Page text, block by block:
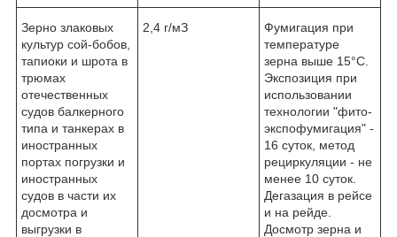
Зерно злаковых
культур сой-бобов,
тапиоки и шрота в
трюмах
отечественных
судов балкерного
типа и танкерах в
иностранных
портах погрузки и
иностранных
судов в части их
досмотра и
выгрузки в
2,4 г/мЗ
Фумигация при
температуре
зерна выше 15°С.
Экспозиция при
использовании
технологии "фито-
экспофумигация" -
16 суток, метод
рециркуляции - не
менее 10 суток.
Дегазация в рейсе
и на рейде.
Досмотр зерна и